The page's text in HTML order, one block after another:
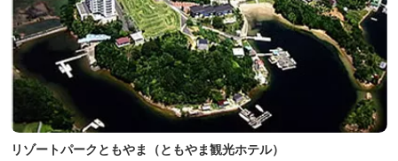
リゾートパークともやま（ともやま観光ホテル）